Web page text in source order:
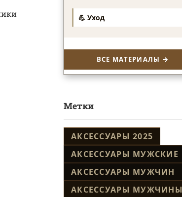
💪 Уход
ВСЕ МАТЕРИАЛЫ →
Метки
АКСЕССУАРЫ 2025
АКСЕССУАРЫ МУЖСКИЕ
АКСЕССУАРЫ МУЖЧИН
АКСЕССУАРЫ МУЖЧИНЫ